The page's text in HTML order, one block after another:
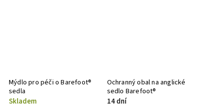
Mýdlo pro péči o Barefoot®
sedla
Skladem
Ochranný obal na anglické
sedlo Barefoot®
14 dní